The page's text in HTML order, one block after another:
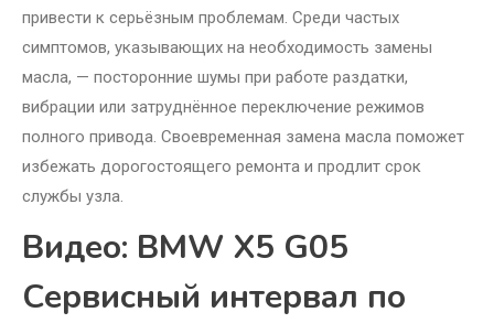
привести к серьёзным проблемам. Среди частых
симптомов, указывающих на необходимость замены
масла, — посторонние шумы при работе раздатки,
вибрации или затруднённое переключение режимов
полного привода. Своевременная замена масла поможет
избежать дорогостоящего ремонта и продлит срок
службы узла.
Видео: BMW X5 G05
Сервисный интервал по